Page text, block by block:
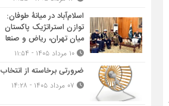
اسلام‌آباد در میانۀ طوفان:
توازن استراتژیک پاکستان
میان تهران، ریاض و صنعا
ضرورتی برخاسته از انتخاب